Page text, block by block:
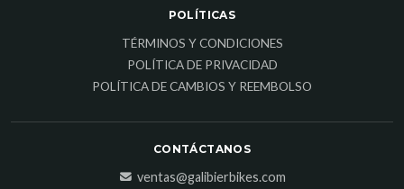
POLÍTICAS
TÉRMINOS Y CONDICIONES
POLÍTICA DE PRIVACIDAD
POLÍTICA DE CAMBIOS Y REEMBOLSO
CONTÁCTANOS
ventas@galibierbikes.com